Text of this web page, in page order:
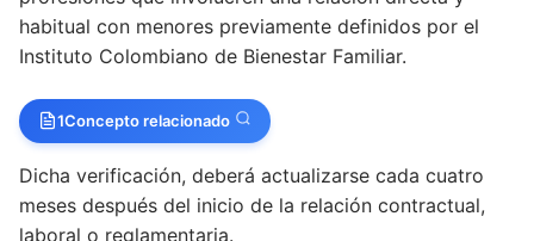
habitual con menores previamente definidos por el
Instituto Colombiano de Bienestar Familiar.
1Concepto relacionado
Dicha verificación, deberá actualizarse cada cuatro
meses después del inicio de la relación contractual,
laboral o reglamentaria.